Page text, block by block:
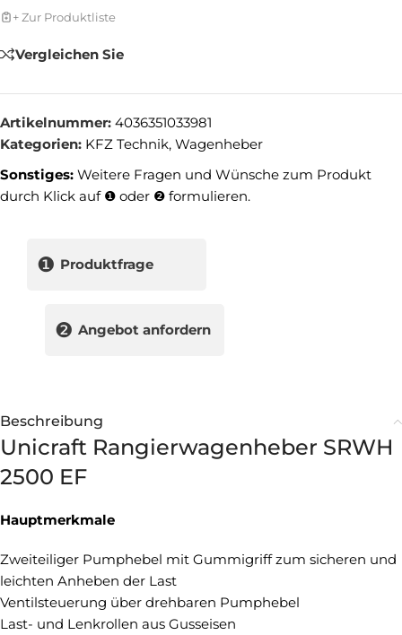
+ Zur Produktliste
Vergleichen Sie
Artikelnummer: 4036351033981
Kategorien: KFZ Technik, Wagenheber
Sonstiges: Weitere Fragen und Wünsche zum Produkt
durch Klick auf ❶ oder ❷ formulieren.
❶ Produktfrage
❷ Angebot anfordern
Beschreibung
Unicraft Rangierwagenheber SRWH
2500 EF
Hauptmerkmale
Zweiteiliger Pumphebel mit Gummigriff zum sicheren und
leichten Anheben der Last
Ventilsteuerung über drehbaren Pumphebel
Last- und Lenkrollen aus Gusseisen